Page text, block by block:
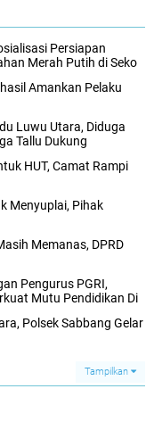
Persiapan
Merah Putih di Seko
Amankan Pelaku
Luwu Utara, Diduga
Tallu Dukung
HUT, Camat Rampi
Menyuplai, Pihak
Memanas, DPRD
Pengurus PGRI,
Mutu Pendidikan Di
Polsek Sabbang Gelar
Tampilkan